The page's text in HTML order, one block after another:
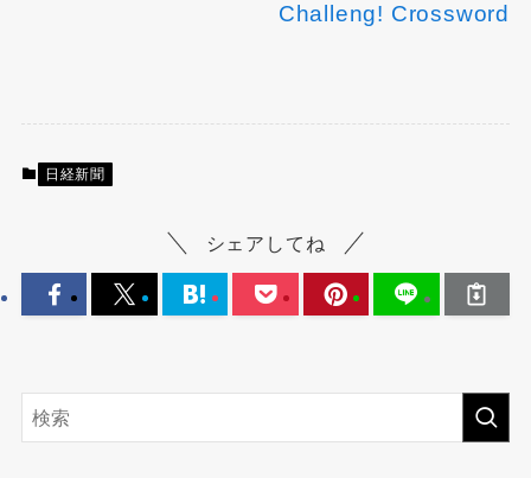
Challeng! Crossword
日経新聞
シェアしてね